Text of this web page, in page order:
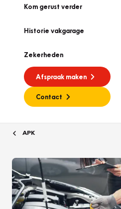
Kom gerust verder
Historie vakgarage
Zekerheden
Afspraak maken
Contact
APK